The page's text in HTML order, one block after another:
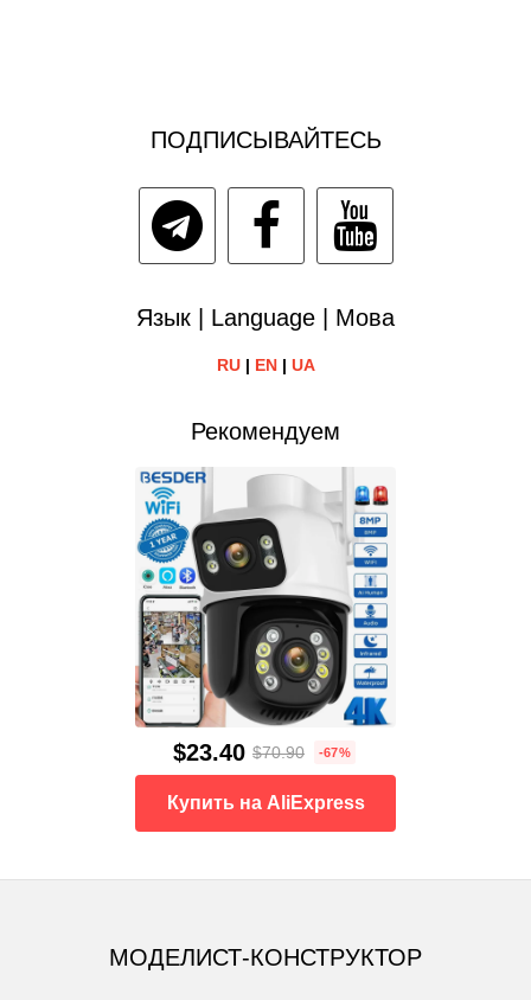
ПОДПИСЫВАЙТЕСЬ
Язык | Language | Мова
RU| EN| UA
Рекомендуем
$23.40 $70.90 -67%
Купить на AliExpress
МОДЕЛИСТ-КОНСТРУКТОР